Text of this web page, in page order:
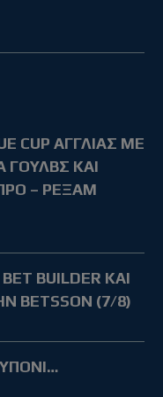
CUP ΑΓΓΛΙΑΣ ΜΕ
ΓΟΥΛΒΣ ΚΑΙ
– ΡΕΞΑΜ
BUILDER ΚΑΙ
BETSSON (7/8)